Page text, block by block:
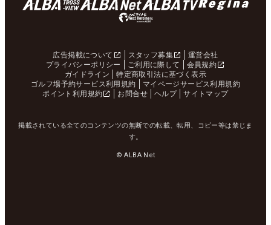
広告掲載について スタッフ募集
運営会社
プライバシーポリシー
ご利用に際して
会員規約
ガイドライン
特定商取引法に基づく表示
ゴルフ場予約サービス利用規約
マイページサービス利用規約
ポイント利用規約
お問合せ ヘルプ サイトマップ
掲載されている全てのコンテンツの無断での転載、転用、コピー等は禁じま
す。
© ALBA Net